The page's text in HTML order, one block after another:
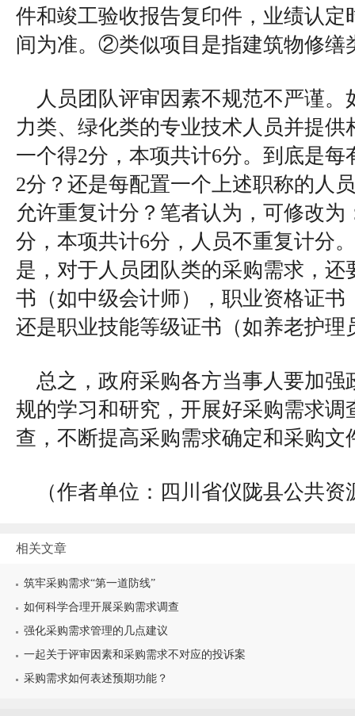
件和竣工验收报告复印件，业绩认定
间为准。②类似项目是指建筑物修缮
人员团队评审因素不规范不严谨。
力类、绿化类的专业技术人员并提供
一个得2分，本项共计6分。到底是
2分？还是每配置一个上述职称的人
允许重复计分？笔者认为，可修改为
分，本项共计6分，人员不重复计分
是，对于人员团队类的采购需求，还
书（如中级会计师），职业资格证书
还是职业技能等级证书（如养老护理
总之，政府采购各方当事人要加强
规的学习和研究，开展好采购需求调
查，不断提高采购需求确定和采购文
（作者单位：四川省仪陇县公共
相关文章
筑牢采购需求“第一道防线”
如何科学合理开展采购需求调查
强化采购需求管理的几点建议
一起关于评审因素和采购需求不对应的投诉案
采购需求如何表述预期功能？